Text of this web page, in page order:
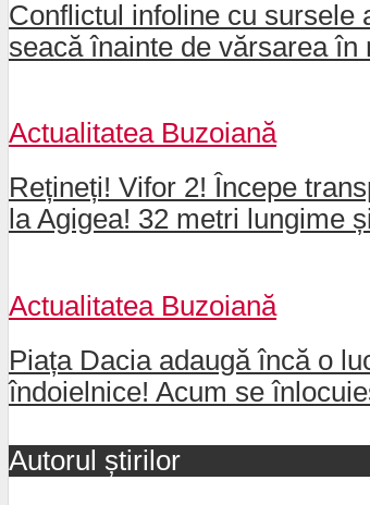
Conflictul infoline cu sursele
seacă înainte de vărsarea
Actualitatea Buzoiană
Rețineți! Vifor 2! Începe
la Agigea! 32 metri lungime
Actualitatea Buzoiană
Piața Dacia adaugă încă o
îndoielnice! Acum se
Autorul știrilor